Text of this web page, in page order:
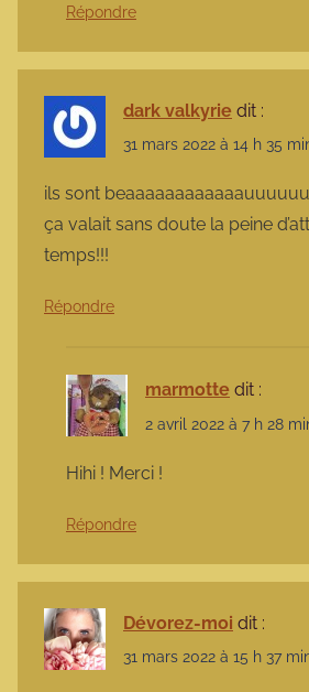
Répondre
dark valkyrie dit :
31 mars 2022 à 14 h 35
ils sont
ça valait sans doute la peine
temps!!!
Répondre
marmotte dit :
2 avril 2022 à 7 h 28
Hihi ! Merci !
Répondre
Dévorez-moi dit :
31 mars 2022 à 15 h 37